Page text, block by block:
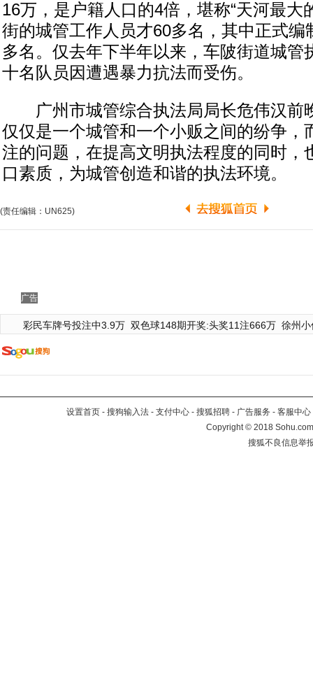
16万，是户籍人口的4倍，堪称“天河最大
街的城管工作人员才60多名，其中正式编
多名。仅去年下半年以来，车陂街道城管
十名队员因遭遇暴力抗法而受伤。
广州市城管综合执法局局长危伟汉前
仅仅是一个城管和一个小贩之间的纷争，
注的问题，在提高文明执法程度的同时，
口素质，为城管创造和谐的执法环境。
(责任编辑：UN625)
广告
彩民车牌号投注中3.9万 双色球148期开奖:头奖11注666万 徐州
设置首页 - 搜狗输入法 - 支付中心 - 搜狐招聘 - 广告服务 - 客服中心
Copyright©2018
搜狐不良信息举